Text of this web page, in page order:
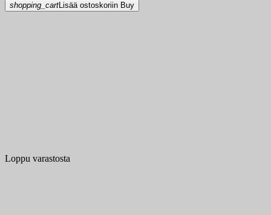
shopping_cartLisää ostoskoriin Buy
Loppu varastosta